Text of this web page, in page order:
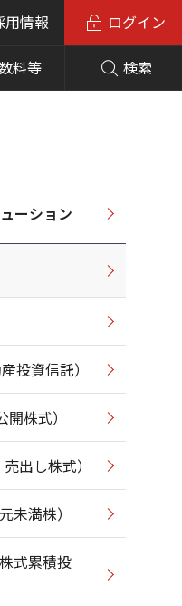
用情報
料等 検索
ログイン
ーション
投資信託）
株式）
出し株式）
未満株）
式累積投